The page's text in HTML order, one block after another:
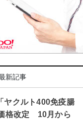
新記事
ヤクルト400免疫腸
格改定 10月から